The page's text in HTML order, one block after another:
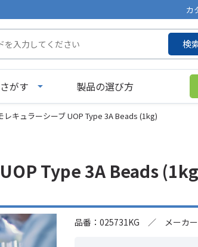
カ
検
がす 製品の選び方
レキュラーシーブ UOP Type 3A Beads (1kg)
Type 3A Beads
品番：025731KG ／ メーカー